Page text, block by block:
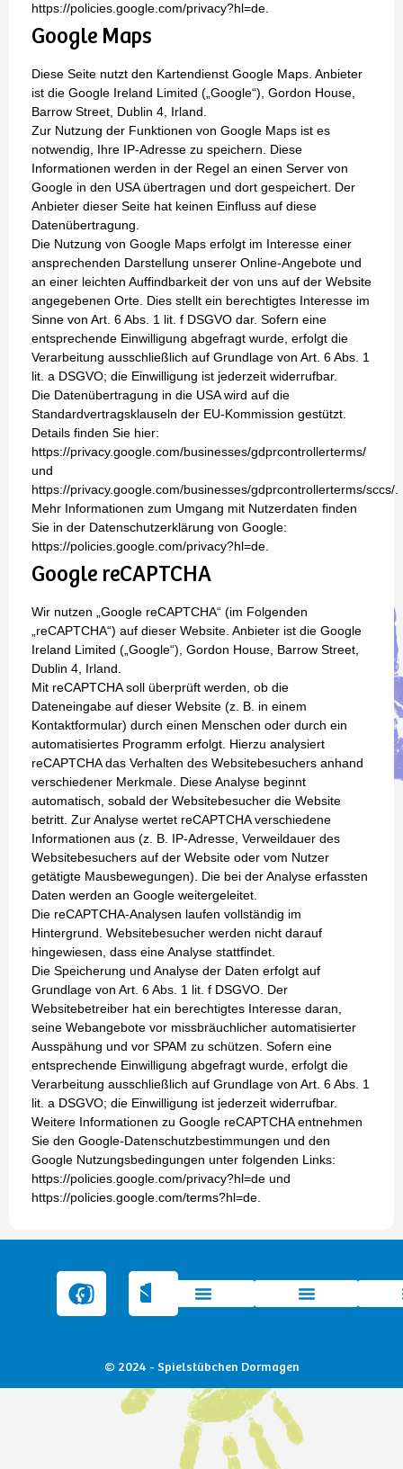
https://policies.google.com/privacy?hl=de.
Google Maps
Diese Seite nutzt den Kartendienst Google Maps. Anbieter
ist die Google Ireland Limited („Google“), Gordon House,
Barrow Street, Dublin 4, Irland.
Zur Nutzung der Funktionen von Google Maps ist es
notwendig, Ihre IP-Adresse zu speichern. Diese
Informationen werden in der Regel an einen Server von
Google in den USA übertragen und dort gespeichert. Der
Anbieter dieser Seite hat keinen Einfluss auf diese
Datenübertragung.
Die Nutzung von Google Maps erfolgt im Interesse einer
ansprechenden Darstellung unserer Online-Angebote und
an einer leichten Auffindbarkeit der von uns auf der Website
angegebenen Orte. Dies stellt ein berechtigtes Interesse im
Sinne von Art. 6 Abs. 1 lit. f DSGVO dar. Sofern eine
entsprechende Einwilligung abgefragt wurde, erfolgt die
Verarbeitung ausschließlich auf Grundlage von Art. 6 Abs. 1
lit. a DSGVO; die Einwilligung ist jederzeit widerrufbar.
Die Datenübertragung in die USA wird auf die
Standardvertragsklauseln der EU-Kommission gestützt.
Details finden Sie hier:
https://privacy.google.com/businesses/gdprcontrollerterms/
und
https://privacy.google.com/businesses/gdprcontrollerterms/sccs/.
Mehr Informationen zum Umgang mit Nutzerdaten finden
Sie in der Datenschutzerklärung von Google:
https://policies.google.com/privacy?hl=de.
Google reCAPTCHA
Wir nutzen „Google reCAPTCHA“ (im Folgenden
„reCAPTCHA“) auf dieser Website. Anbieter ist die Google
Ireland Limited („Google“), Gordon House, Barrow Street,
Dublin 4, Irland.
Mit reCAPTCHA soll überprüft werden, ob die
Dateneingabe auf dieser Website (z. B. in einem
Kontaktformular) durch einen Menschen oder durch ein
automatisiertes Programm erfolgt. Hierzu analysiert
reCAPTCHA das Verhalten des Websitebesuchers anhand
verschiedener Merkmale. Diese Analyse beginnt
automatisch, sobald der Websitebesucher die Website
betritt. Zur Analyse wertet reCAPTCHA verschiedene
Informationen aus (z. B. IP-Adresse, Verweildauer des
Websitebesuchers auf der Website oder vom Nutzer
getätigte Mausbewegungen). Die bei der Analyse erfassten
Daten werden an Google weitergeleitet.
Die reCAPTCHA-Analysen laufen vollständig im
Hintergrund. Websitebesucher werden nicht darauf
hingewiesen, dass eine Analyse stattfindet.
Die Speicherung und Analyse der Daten erfolgt auf
Grundlage von Art. 6 Abs. 1 lit. f DSGVO. Der
Websitebetreiber hat ein berechtigtes Interesse daran,
seine Webangebote vor missbräuchlicher automatisierter
Ausspähung und vor SPAM zu schützen. Sofern eine
entsprechende Einwilligung abgefragt wurde, erfolgt die
Verarbeitung ausschließlich auf Grundlage von Art. 6 Abs. 1
lit. a DSGVO; die Einwilligung ist jederzeit widerrufbar.
Weitere Informationen zu Google reCAPTCHA entnehmen
Sie den Google-Datenschutzbestimmungen und den
Google Nutzungsbedingungen unter folgenden Links:
https://policies.google.com/privacy?hl=de und
https://policies.google.com/terms?hl=de.
© 2024 - Spielstübchen Dormagen